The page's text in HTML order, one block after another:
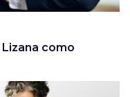
como